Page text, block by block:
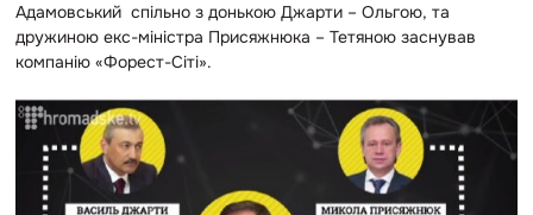
Адамовський спільно з донькою Джарти – Ольгою, та
дружиною екс-міністра Присяжнюка – Тетяною заснував
компанію «Форест-Сіті».